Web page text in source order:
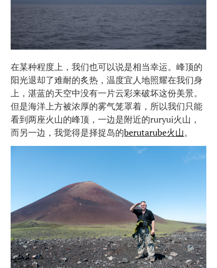
在某种程度上，我们也可以说是相当幸运。峰顶的
阳光退却了难耐的炙热，温度宜人地照耀在我们身
上，湛蓝的天空中没有一片云彩来破坏这份美景。
但是海洋上方被浓厚的雾气笼罩着，所以我们只能
看到两座火山的峰顶，一边是附近的ruryui火山，
而另一边，我觉得是择捉岛的berutarube火山。